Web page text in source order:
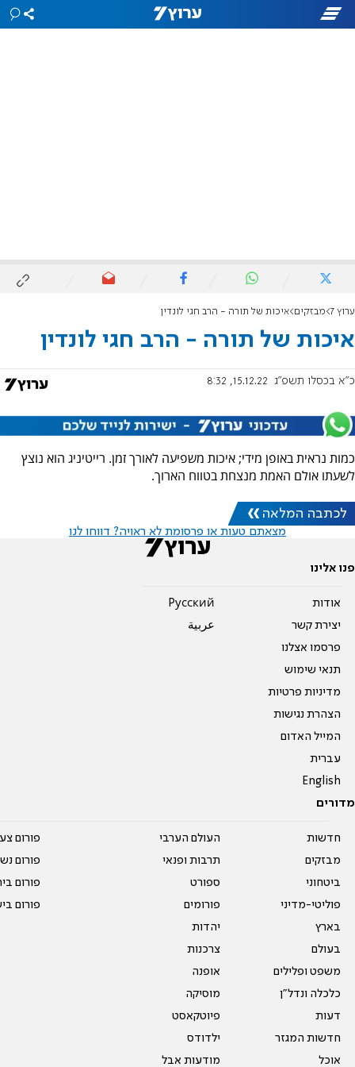
ערוץ 7 מבזקים איכות של תורה - הרב חגי לונדין
איכות של תורה - הרב חגי לונדין
כ"א בכסלו תשפ"ג 15.12.22, 8:32
כמות נראית באופן מידי; איכות משפיעה לאורך זמן. רייטיניג הוא נוצץ
לשעתו אולם האמת מנצחת בטווח הארוך.
לכתבה המלאה
מצאתם טעות או פרסומת לא ראויה? דווחו לנו
פנו אלינו
אודות
יצירת קשר
פרסמו אצלנו
תנאי שימוש
מדיניות פרטיות
הצהרת נגישות
המייל האדום
עברית
English
Pусский
عربية
מדורים
חדשות
מבזקים
ביטחוני
פוליטי-מדיני
בארץ
בעולם
משפט ופלילים
כלכלה ונדל"ן
דעות
חדשות המגזר
אוכל
העולם הערבי
תרבות ופנאי
ספורט
פורומים
יהדות
צרכנות
אופנה
מוסיקה
פיוטקאסט
ילדודס
מודעות אבל
פורום
פורום
פורום
פורום